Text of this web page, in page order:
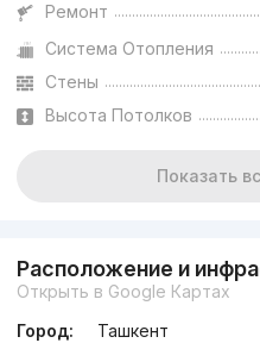
Ремонт
Система Отопления
Стены
Высота Потолков
Показать
Расположение и
Открыть в Google Картах
Город:
Ташкент